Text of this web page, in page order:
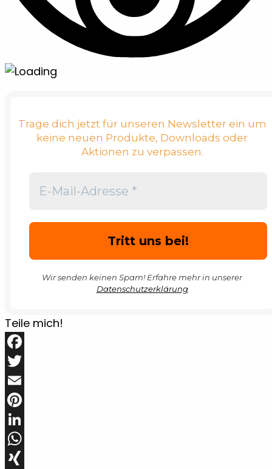
Trage dich jetzt für unseren Newsletter ein um
keine neuen Produkte, Downloads oder
Aktionen zu verpassen.
Wir senden keinen Spam! Erfahre mehr in unserer
Datenschutzerklärung
Teile mich!
Facebook
Twitter
Email
Pinterest
LinkedIn
WhatsApp